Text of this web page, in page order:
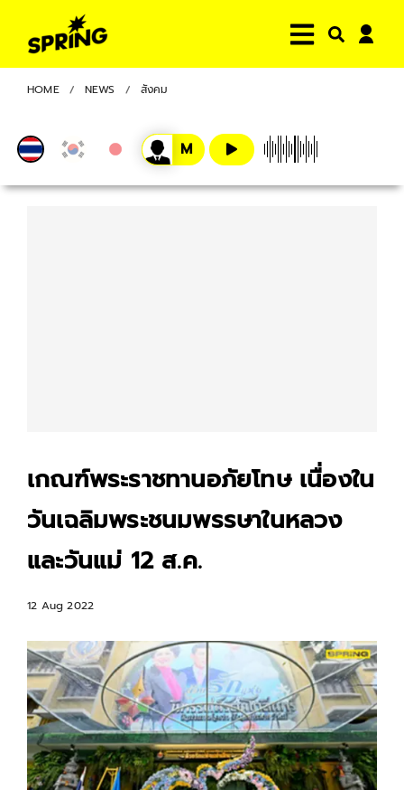
HOME NEWS สังคม
เกณฑ์พระราชทานอภัยโทษ เนื่องใน
วันเฉลิมพระชนมพรรษาในหลวง
และวันแม่ 12 ส.ค.
12 Aug 2022